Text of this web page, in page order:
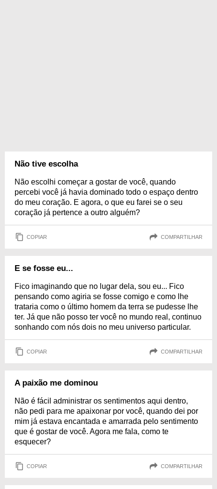
Não tive escolha
Não escolhi começar a gostar de você, quando
percebi você já havia dominado todo o espaço dentro
do meu coração. E agora, o que eu farei se o seu
coração já pertence a outro alguém?
COPIAR COMPARTILHAR
E se fosse eu...
Fico imaginando que no lugar dela, sou eu... Fico
pensando como agiria se fosse comigo e como lhe
trataria como o último homem da terra se pudesse lhe
ter. Já que não posso ter você no mundo real, continuo
sonhando com nós dois no meu universo particular.
COPIAR COMPARTILHAR
A paixão me dominou
Não é fácil administrar os sentimentos aqui dentro,
não pedi para me apaixonar por você, quando dei por
mim já estava encantada e amarrada pelo sentimento
que é gostar de você. Agora me fala, como te
esquecer?
COPIAR COMPARTILHAR